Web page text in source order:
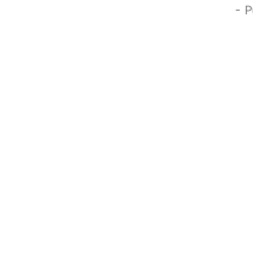
-